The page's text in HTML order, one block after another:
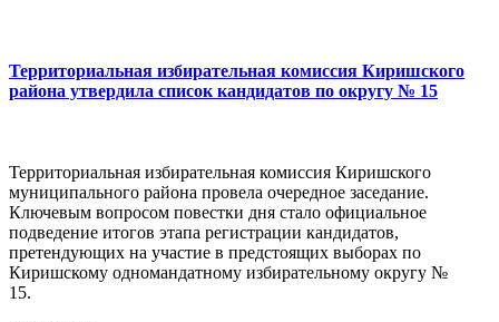
Территориальная избирательная комиссия Киришского
района утвердила список кандидатов по округу № 15
Территориальная избирательная комиссия Киришского
муниципального района провела очередное заседание.
Ключевым вопросом повестки дня стало официальное
подведение итогов этапа регистрации кандидатов,
претендующих на участие в предстоящих выборах по
Киришскому одномандатному избирательному округу №
15.